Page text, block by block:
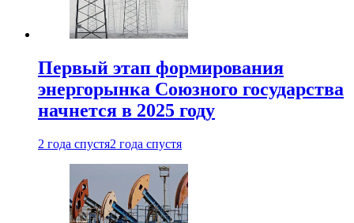
Первый этап формирования
энергорынка Союзного государства
начнется в 2025 году
2 года спустя2 года спустя